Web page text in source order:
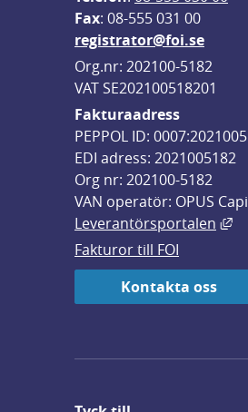
Fax: 08-555 031 00
registrator@foi.se
Org.nr: 202100-5182
VAT SE202100518201
Fakturaadress
PEPPOL ID:
EDI adress: 2021005182
Org nr: 202100-5182
VAN operatör: OPUS
Leverantörsportalen
Fakturor till FOI
Kontakta oss